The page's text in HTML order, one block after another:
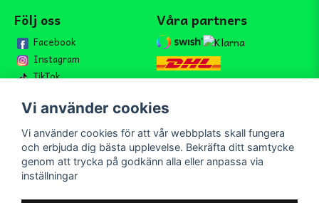
Följ oss
Facebook
Instagram
TikTok
Våra partners
Bli medlem i vårt nyhetsbrev
email
Mejladress Skicka
Bli medlem i vårt nyhetsbrev och ta del av våra nyheter och
Vi använder cookies
Vi använder cookies för att vår webbplats skall fungera
och erbjuda dig bästa upplevelse. Bekräfta ditt samtycke
genom att trycka på godkänn alla eller anpassa via
inställningar